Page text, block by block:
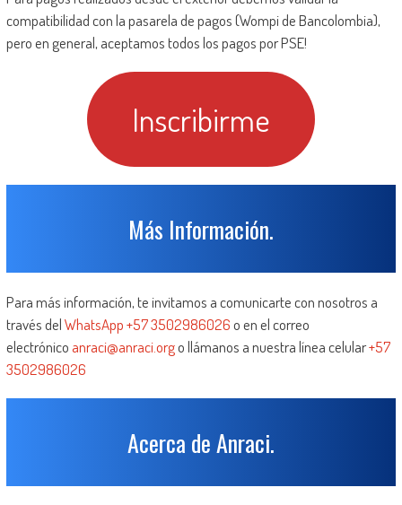
compatibilidad con la pasarela de pagos (Wompi de Bancolombia),
pero en general, aceptamos todos los pagos por PSE!
Inscribirme
Más Información.
Para más información, te invitamos a comunicarte con nosotros a
través delWhatsApp +573502986026o en el correo
electrónico anraci@anraci.orgo llámanos a nuestra línea celular+57
3502986026
Acerca de Anraci.